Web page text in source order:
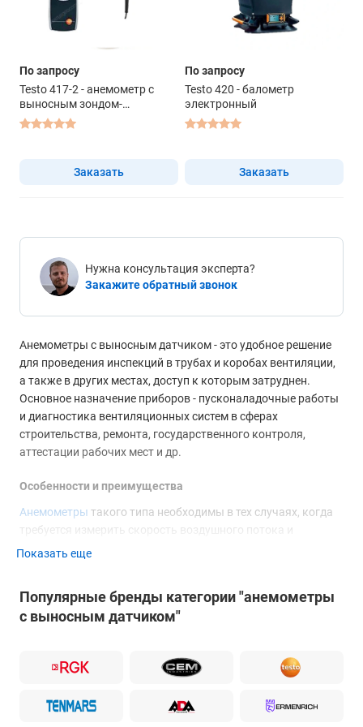
По запросу
Testo 417-2 - анемометр с
выносным зондом-
крыльчаткой
Заказать
По запросу
Testo 420 - балометр
электронный
Заказать
Нужна консультация эксперта?
Закажите обратный звонок
Анемометры с выносным датчиком - это удобное решение
для проведения инспекций в трубах и коробах вентиляции,
а также в других местах, доступ к которым затруднен.
Основное назначение приборов - пусконаладочные работы
и диагностика вентиляционных систем в сферах
строительства, ремонта, государственного контроля,
аттестации рабочих мест и др.
Особенности и преимущества
Анемометры такого типа необходимы в тех случаях, когда
требуется измерить скорость воздушного потока и
массовый расход через небольшие технологические
длинном проводе. Анемометры с выносным датчиком в
виде большой крыльчатки отлично подходят для инспекций
вентиляционных решеток. Большинство сенсоров
оборудовано функцией определения температуры, что
универсальным устройством.
Показать еще
Популярные бренды категории "анемометры
с выносным датчиком"